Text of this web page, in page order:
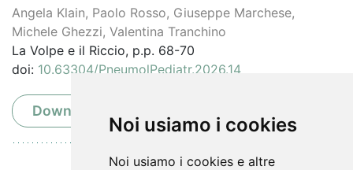
Noi usiamo i cookies
Noi usiamo i cookies e altre
Angela Klain, Paolo Rosso, Giuseppe Marchese,
Michele Ghezzi, Valentina Tranchino
La Volpe e il Riccio, p.p. 68-70
doi: 10.63304/PneumolPediatr.2026.14
Download PDF